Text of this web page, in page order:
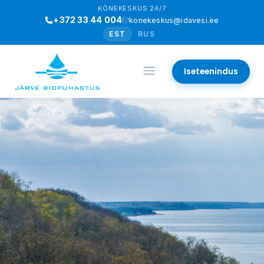
KÕNEKESKUS 24/7
+372 33 44 004
konekeskus@idavesi.ee
EST
RUS
Iseteenindus